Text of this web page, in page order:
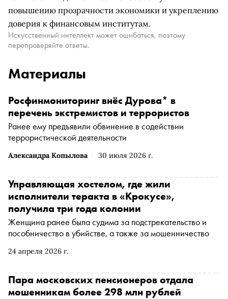
повышению прозрачности экономики и укреплению
доверия к финансовым институтам.
Искусственный интеллект может ошибаться, поэтому
перепроверяйте ответы.
Материалы
Александра Копылова 30 июля 2026 г.
Росфинмониторинг внёс Дурова* в
перечень экстремистов и террористов
Ранее ему предъявили обвинение в содействии
террористической деятельности
24 апреля 2026 г.
Управляющая хостелом, где жили
исполнители теракта в «Крокусе»,
получила три года колонии
Женщина ранее была судима за подстрекательство и
пособничество в убийстве, а также за мошенничество
Пара московских пенсионеров отдала
мошенникам более 298 млн рублей